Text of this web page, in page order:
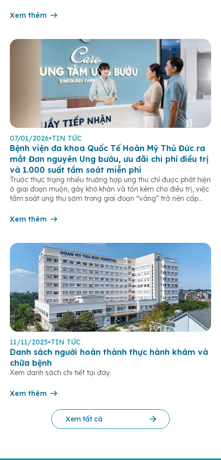
bước tiến quan trọng trong chiến lược […]
Xem thêm
07/01/2026•TIN TỨC
Bệnh viện đa khoa Quốc Tế Hoàn Mỹ Thủ Đức ra
mắt Đơn nguyên Ung bướu, ưu đãi chi phí điều trị
và 1.000 suất tầm soát miễn phí
Trước thực trạng nhiều trường hợp ung thư chỉ được phát hiện
ở giai đoạn muộn, gây khó khăn và tốn kém cho điều trị, việc
tầm soát ung thư sớm trong giai đoạn “vàng” trở nên cấp
khu Đông TP.HCM, […]
Xem thêm
11/11/2025•TIN TỨC
Danh sách người hoàn thành thực hành khám và
chữa bệnh
Xem danh sách chi tiết tại đây.
Xem thêm
Xem tất cả